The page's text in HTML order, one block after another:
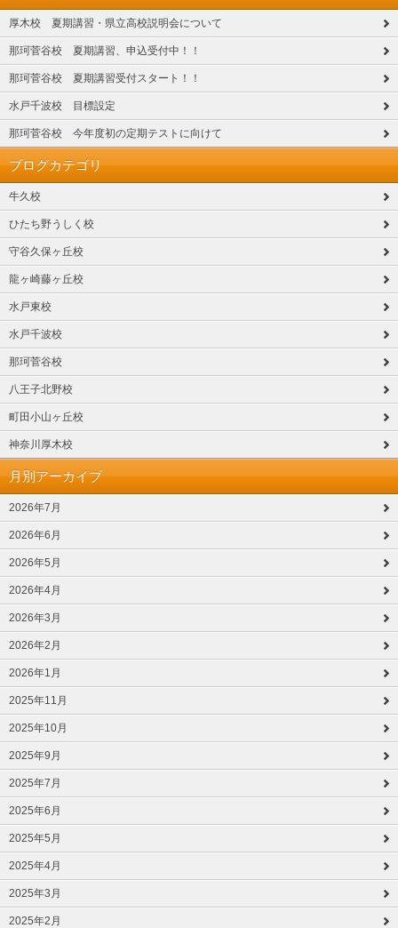
厚木校 夏期講習・県立高校説明会について
那珂菅谷校 夏期講習、申込受付中！！
那珂菅谷校 夏期講習受付スタート！！
水戸千波校 目標設定
那珂菅谷校 今年度初の定期テストに向けて
ブログカテゴリ
牛久校
ひたち野うしく校
守谷久保ヶ丘校
龍ヶ崎藤ヶ丘校
水戸東校
水戸千波校
那珂菅谷校
八王子北野校
町田小山ヶ丘校
神奈川厚木校
月別アーカイブ
2026年7月
2026年6月
2026年5月
2026年4月
2026年3月
2026年2月
2026年1月
2025年11月
2025年10月
2025年9月
2025年7月
2025年6月
2025年5月
2025年4月
2025年3月
2025年2月